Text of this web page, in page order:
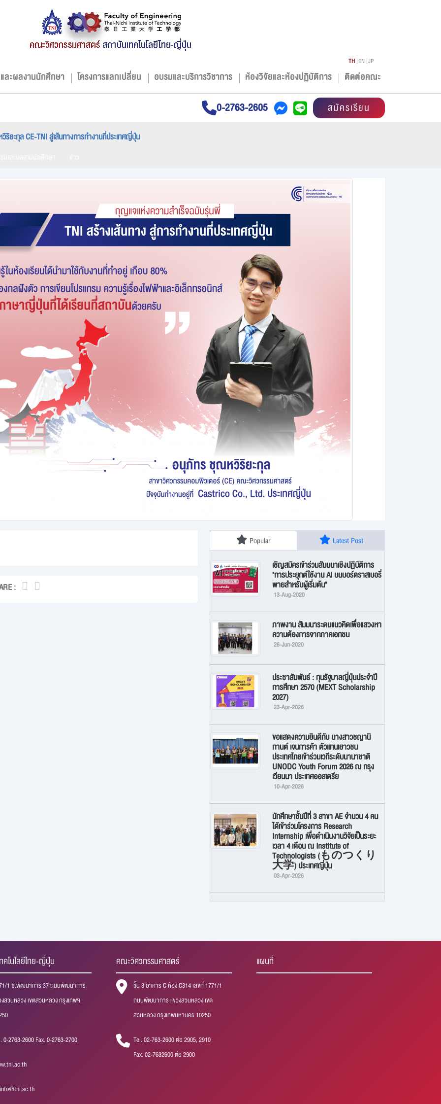
ละผลงานนักศึกษา โครงการแลกเปลี่ยน อบรมและบริการวิชาการ ห้องวิจัยและห้องปฏิบัติการ ติดต่อคณะ
TH EN JP
0-2763-2605 สมัครเรียน
ยะกุล CE-TNI สู่เส้นทางการทำงานที่ประเทศญี่ปุ่น
:
Popular Latest Post
เชิญสมัครเข้าร่วมสัมมนาเชิงปฏิบัติการ
"การประยุกต์ใช้งาน AI บนบอร์ดราสเบอรี่
พายสำหรับผู้เริ่มต้น"
13-Aug-2020
ภาพงาน สัมมนาระดมแนวคิดเพื่อแสวงหา
ความต้องการจากภาคเอกชน
26-Jun-2020
ประชาสัมพันธ์ : ทุนรัฐบาลญี่ปุ่นประจำปี
การศึกษา 2570 (MEXT Scholarship
2027)
23-Apr-2026
ขอแสดงความยินดีกับ นางสาวชญานิ
กานต์ เจนการค้า ตัวแทนเยาวชน
ประเทศไทยเข้าร่วมเวทีระดับนานาชาติ
UNODC Youth Forum 2026 ณ กรุง
เวียนนา ประเทศออสเตรีย
10-Apr-2026
นักศึกษาชั้นปีที่ 3 สาขา AE จำนวน 4 คน
ได้เข้าร่วมโครงการ Research
Internship เพื่อดำเนินงานวิจัยเป็นระยะ
เวลา 4 เดือน ณ Institute of
Technologists (ものつくり
大学) ประเทศญี่ปุ่น
03-Apr-2026
คโนโลยีไทย-ญี่ปุ่น
1 ซ.พัฒนาการ 37 ถนนพัฒนาการ
งสวนหลวง เขตสวนหลวง กรุงเทพฯ
0-2763-2600 Fax. 0-2763-2700
คณะวิศวกรรมศาสตร์
ชั้น 3 อาคาร C ห้อง C314 เลขที่ 1771/1
ถนนพัฒนาการ แขวงสวนหลวง เขต
สวนหลวง กรุงเทพมหานคร 10250
Tel. 02-763-2600 ต่อ 2905, 2910
Fax. 02-7632600 ต่อ 2900
แผนที่